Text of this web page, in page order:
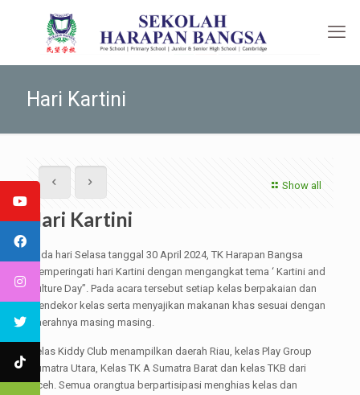
Hari Kartini
Show all
Hari Kartini
Pada hari Selasa tanggal 30 April 2024, TK Harapan Bangsa
memperingati hari Kartini dengan mengangkat tema ‘ Kartini and
Culture Day”. Pada acara tersebut setiap kelas berpakaian dan
mendekor kelas serta menyajikan makanan khas sesuai dengan
daerahnya masing masing.
Kelas Kiddy Club menampilkan daerah Riau, kelas Play Group
Sumatra Utara, Kelas TK A Sumatra Barat dan kelas TKB dari
Aceh. Semua orangtua berpartisipasi menghias kelas dan